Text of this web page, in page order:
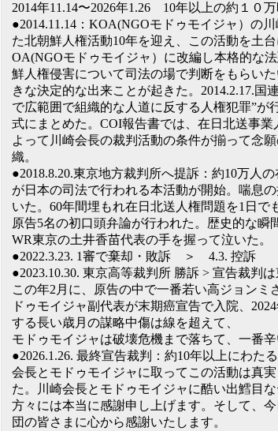
2014年11.14〜2026年1.26 10年以上の約１０
●2014.11.14：KOA(NGOモドゥモイジャ）の
た北朝鮮人権活動10年を迎え、この活動を土
OA(NGOモドゥモイジャ）に改編し本格的な
鮮人権侵害について司法の場で判断をもらい
きな決定的な出来ことが起きた。2014.2.17.
で広範囲で組織的な人道に反する人権犯罪”
式にまとめた。COI報告書では、在日北送事
よって川崎会長の裁判活動の条件が揃って念
織。
●2018.8.20.東京地方裁判所へ提訴：約10万人
が日本の司法で行われる本活動が開始。喘息
いた。60年間埋もれ在日北送人権問題を1日で
原告5名の初口頭弁論が行われた。歴史的な
WR東京の土井香苗代表の手を握って泣いた。
●2022.3.23. 1審で棄却・敗訴 ＞ 4.3. 控訴
●2023.10.30. 東京高等裁判所 勝訴 > 宣告裁判
この年2月に、原告の中で一番若い高ジョン
ドゥモイジャ副代表が末期癌宣告で入院、
する長い歳月の謀略中傷は線を超えて、
モドゥモイジャは破壊危機まで落ちて、一番辛
●2026.1.26. 最終宣告裁判：約10年以上にわた
会長とモドゥモイジャに取ってこの活動は真
た。川崎会長とモドゥモイジャに酷い出鱈目
方々には本当に感謝申し上げます。そして、
団の皆さまに心から感謝いたします。